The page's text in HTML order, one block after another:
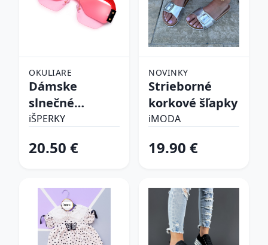
OKULIARE
Dámske
slnečné
okuliare
iŠPERKY
20.50 €
NOVINKY
Strieborné
korkové šľapky
iMODA
19.90 €